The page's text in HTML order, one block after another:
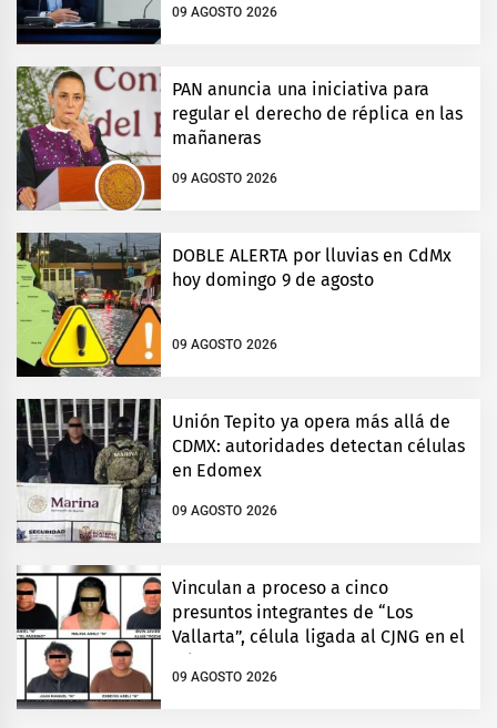
09 AGOSTO 2026
PAN anuncia una iniciativa para
regular el derecho de réplica en las
mañaneras
09 AGOSTO 2026
DOBLE ALERTA por lluvias en CdMx
hoy domingo 9 de agosto
09 AGOSTO 2026
Unión Tepito ya opera más allá de
CDMX: autoridades detectan células
en Edomex
09 AGOSTO 2026
Vinculan a proceso a cinco
presuntos integrantes de “Los
Vallarta”, célula ligada al CJNG en el
Edomex
09 AGOSTO 2026